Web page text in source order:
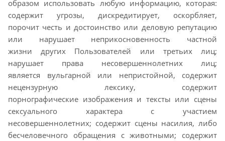
образом использовать любую информацию, которая:
содержит угрозы, дискредитирует, оскорбляет,
порочит честь и достоинство или деловую репутацию
или нарушает неприкосновенность частной
жизнидругих Пользователей или третьих лиц;
нарушает права несовершеннолетних лиц;
является вульгарной или непристойной, содержит
нецензурную лексику, содержит
порнографические изображения и тексты или сцены
сексуального характера с участием
несовершеннолетних; содержит сцены насилия, либо
бесчеловечного обращения с животными; содержит